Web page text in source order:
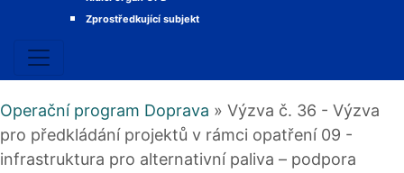
Zprostředkující subjekt
Operační program Doprava » Výzva č. 36 - Výzva
pro předkládání projektů v rámci opatření 09 -
infrastruktura pro alternativní paliva – podpora